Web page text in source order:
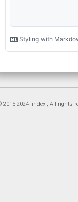
2015-2024 lindexi, All rights